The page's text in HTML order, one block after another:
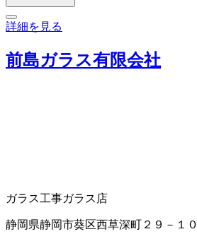
詳細を見る
前島ガラス有限会社
ガラス工事ガラス店
静岡県静岡市葵区西草深町２９－１０